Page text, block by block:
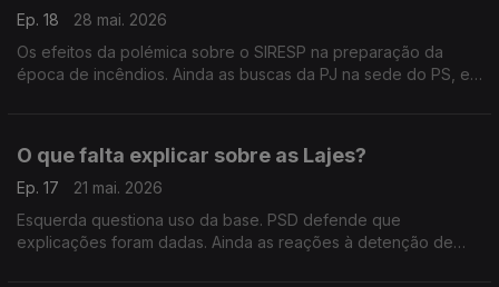
Ep. 18
28 mai. 2026
Os efeitos da polémica sobre o SIRESP na preparação da
época de incêndios. Ainda as buscas da PJ na sede do PS, em
O que falta explicar sobre as Lajes?
Ep. 17
21 mai. 2026
Esquerda questiona uso da base. PSD defende que
explicações foram dadas. Ainda as reações à detenção de